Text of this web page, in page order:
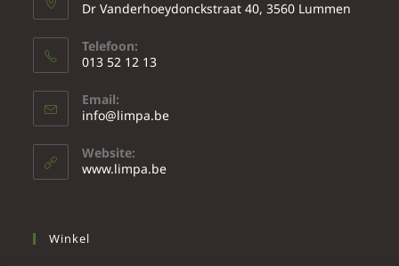
Dr Vanderhoeydonckstraat 40, 3560 Lummen
Telefoon:
013 52 12 13
Email:
info@limpa.be
Website:
www.limpa.be
Winkel